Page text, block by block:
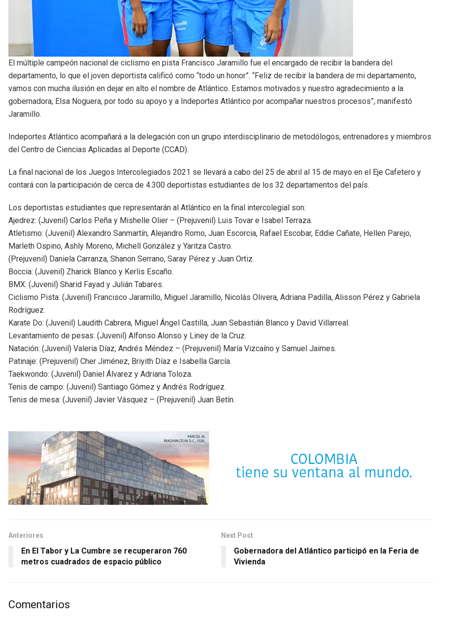
El múltiple campeón nacional de ciclismo en pista Francisco Jaramillo fue el encargado de recibir la bandera del
departamento, lo que el joven deportista calificó como “todo un honor”. “Feliz de recibir la bandera de mi departamento,
vamos con mucha ilusión en dejar en alto el nombre de Atlántico. Estamos motivados y nuestro agradecimiento a la
gobernadora, Elsa Noguera, por todo su apoyo y a Indeportes Atlántico por acompañar nuestros procesos”, manifestó
Jaramillo.
Indeportes Atlántico acompañará a la delegación con un grupo interdisciplinario de metodólogos, entrenadores y miembros
del Centro de Ciencias Aplicadas al Deporte (CCAD).
La final nacional de los Juegos Intercolegiados 2021 se llevará a cabo del 25 de abril al 15 de mayo en el Eje Cafetero y
contará con la participación de cerca de 4.300 deportistas estudiantes de los 32 departamentos del país.
Los deportistas estudiantes que representarán al Atlántico en la final intercolegial son:
Ajedrez: (Juvenil) Carlos Peña y Mishelle Olier – (Prejuvenil) Luis Tovar e Isabel Terraza.
Atletismo: (Juvenil) Alexandro Sanmartín, Alejandro Romo, Juan Escorcia, Rafael Escobar, Eddie Cañate, Hellen Parejo,
Marleth Ospino, Ashly Moreno, Michell González y Yaritza Castro.
(Prejuvenil) Daniela Carranza, Shanon Serrano, Saray Pérez y Juan Ortiz.
Boccia: (Juvenil) Zharick Blanco y Kerlis Escaño.
BMX: (Juvenil) Sharid Fayad y Julián Tabares.
Ciclismo Pista: (Juvenil) Francisco Jaramillo, Miguel Jaramillo, Nicolás Olivera, Adriana Padilla, Alisson Pérez y Gabriela
Rodríguez.
Karate Do: (Juvenil) Laudith Cabrera, Miguel Ángel Castilla, Juan Sebastián Blanco y David Villarreal.
Levantamiento de pesas: (Juvenil) Alfonso Alonso y Liney de la Cruz.
Natación: (Juvenil) Valeria Díaz, Andrés Méndez – (Prejuvenil) María Vizcaíno y Samuel Jaimes.
Patinaje: (Prejuvenil) Cher Jiménez, Briyith Díaz e Isabella García.
Taekwondo: (Juvenil) Daniel Álvarez y Adriana Toloza.
Tenis de campo: (Juvenil) Santiago Gómez y Andrés Rodríguez.
Tenis de mesa: (Juvenil) Javier Vásquez – (Prejuvenil) Juan Betín.
Anteriores
En El Tabor y La Cumbre se recuperaron 760
metros cuadrados de espacio público
Next Post
Gobernadora del Atlántico participó en la Feria de
Vivienda
Comentarios